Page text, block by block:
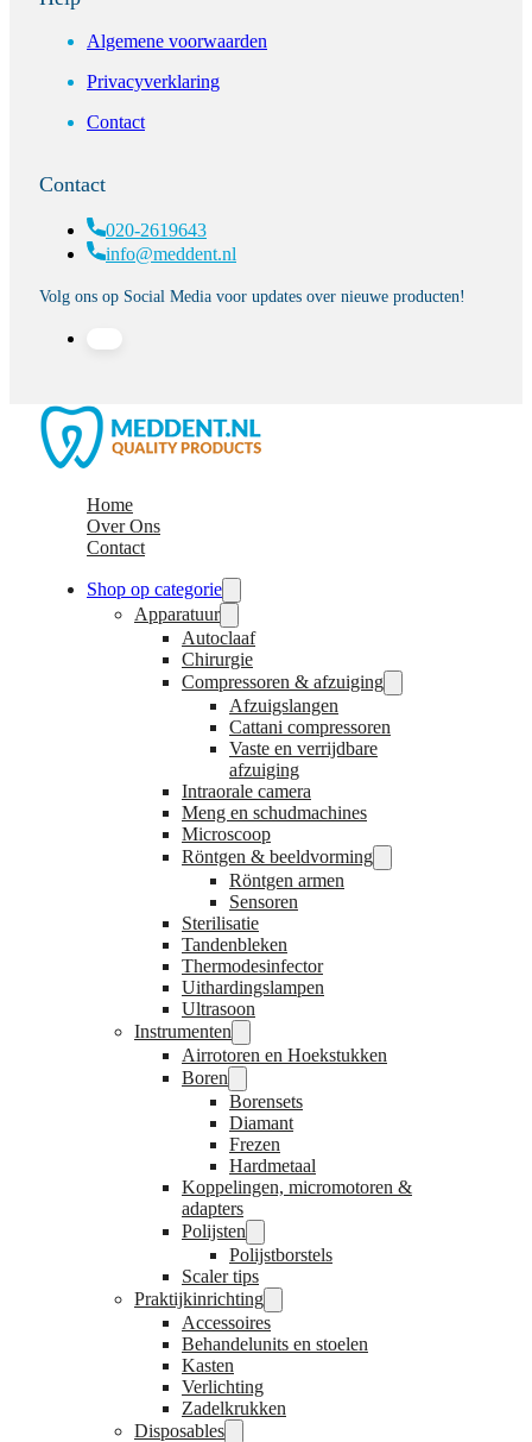
Algemene voorwaarden
Privacyverklaring
Contact
Contact
020-2619643
info@meddent.nl
Volg ons op Social Media voor updates over nieuwe producten!
Home
Over Ons
Contact
Shop op categorie
Apparatuur
Autoclaaf
Chirurgie
Compressoren & afzuiging
Afzuigslangen
Cattani compressoren
Vaste en verrijdbare
afzuiging
Intraorale camera
Meng en schudmachines
Microscoop
Röntgen & beeldvorming
Röntgen armen
Sensoren
Sterilisatie
Tandenbleken
Thermodesinfector
Uithardingslampen
Ultrasoon
Instrumenten
Airrotoren en Hoekstukken
Boren
Borensets
Diamant
Frezen
Hardmetaal
Koppelingen, micromotoren &
adapters
Polijsten
Polijstborstels
Scaler tips
Praktijkinrichting
Accessoires
Behandelunits en stoelen
Kasten
Verlichting
Zadelkrukken
Disposables